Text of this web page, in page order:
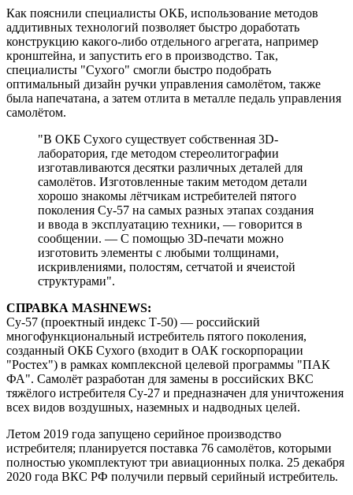
Как пояснили специалисты ОКБ, использование методов
аддитивных технологий позволяет быстро доработать
конструкцию какого-либо отдельного агрегата, например
кронштейна, и запустить его в производство. Так,
специалисты "Сухого" смогли быстро подобрать
оптимальный дизайн ручки управления самолётом, также
была напечатана, а затем отлита в металле педаль управления
самолётом.
"В ОКБ Сухого существует собственная 3D-
лаборатория, где методом стереолитографии
изготавливаются десятки различных деталей для
самолётов. Изготовленные таким методом детали
хорошо знакомы лётчикам истребителей пятого
поколения Су-57 на самых разных этапах создания
и ввода в эксплуатацию техники, — говорится в
сообщении. — С помощью 3D-печати можно
изготовить элементы с любыми толщинами,
искривлениями, полостям, сетчатой и ячеистой
структурами".
СПРАВКА MASHNEWS:
Су-57 (проектный индекс Т-50) — российский
многофункциональный истребитель пятого поколения,
созданный ОКБ Сухого (входит в ОАК госкорпорации
"Ростех") в рамках комплексной целевой программы "ПАК
ФА". Самолёт разработан для замены в российских ВКС
тяжёлого истребителя Су-27 и предназначен для уничтожения
всех видов воздушных, наземных и надводных целей.
Летом 2019 года запущено серийное производство
истребителя; планируется поставка 76 самолётов, которыми
полностью укомплектуют три авиационных полка. 25 декабря
2020 года ВКС РФ получили первый серийный истребитель.